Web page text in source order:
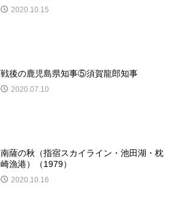
2020.10.15
戦後の鹿児島県知事⑤須賀龍郎知事
2020.07.10
南薩の秋（指宿スカイライン・池田湖・枕
崎漁港）（1979）
2020.10.16